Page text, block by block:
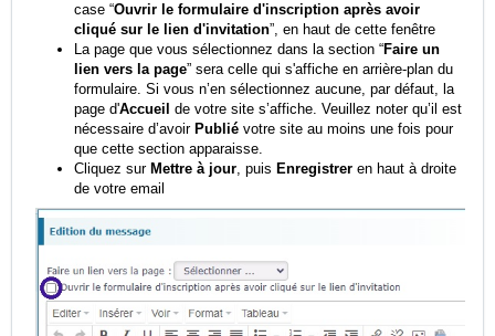
case “Ouvrir le formulaire d'inscription après avoir
cliqué sur le lien d'invitation”, en haut de cette fenêtre
La page que vous sélectionnez dans la section “Faire un
lien vers la page” sera celle qui s'affiche en arrière-plan du
formulaire. Si vous n’en sélectionnez aucune, par défaut, la
page d'Accueil de votre site s’affiche. Veuillez noter qu’il est
nécessaire d’avoir Publié votre site au moins une fois pour
que cette section apparaisse.
Cliquez sur Mettre à jour, puis Enregistrer en haut à droite
de votre email